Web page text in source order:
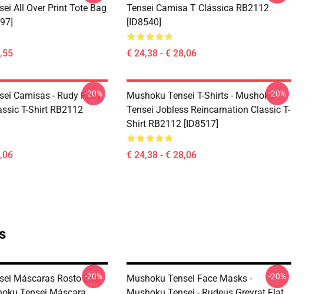
All Over Print Tote Bag
Tensei Camisa T Clássica RB2112
[ID8540]
€ 24,38 - € 28,06
Camisas - Rudy Roxy
T-Shirt RB2112
-20%
Mushoku Tensei T-Shirts - Mushoku
Tensei Jobless Reincarnation Classic T-
Shirt RB2112 [ID8517]
€ 24,38 - € 28,06
-20%
Máscaras Rosto Eris
-20%
Mushoku Tensei Face Masks -
-20%